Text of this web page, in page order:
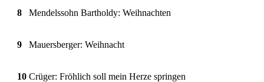
8 Mendelssohn Bartholdy: Weihnachten
9 Mauersberger: Weihnacht
10 Crüger: Fröhlich soll mein Herze springen